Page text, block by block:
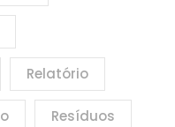
Relatório
Resíduos